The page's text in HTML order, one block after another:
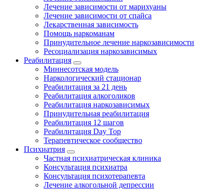
Лечение зависимости от марихуаны
Лечение зависимости от спайса
Лекарственная зависимость
Помощь наркоманам
Принудительное лечение наркозависимости
Ресоциализация наркозависимых
Реабилитация
Миннесотская модель
Наркологический стационар
Реабилитация за 21 день
Реабилитация алкоголиков
Реабилитация наркозависимых
Принудительная реабилитация
Реабилитация 12 шагов
Реабилитация Day Top
Терапевтическое сообщество
Психиатрия
Частная психиатрическая клиника
Консультация психиатра
Консультация психотерапевта
Лечение алкогольной депрессии